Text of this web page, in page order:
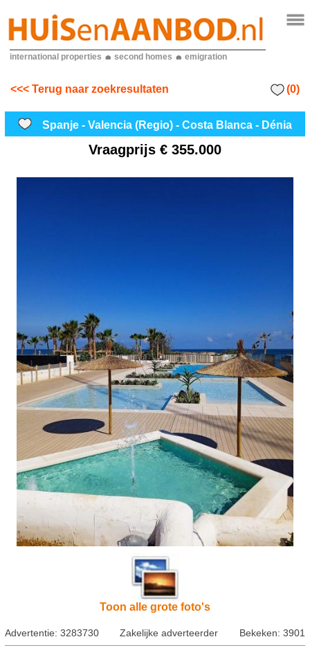
international properties second homes emigration
<<< Terug naar zoekresultaten (0)
Spanje - Valencia (Regio) - Costa Blanca - Dénia
Vraagprijs € 355.000
Toon alle grote foto's
Advertentie: 3283730 Zakelijke adverteerder Bekeken: 3901